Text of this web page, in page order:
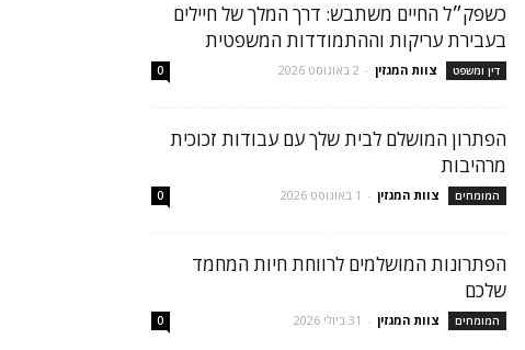
כשפק״ל החיים משתבש: דרך המלך של חיילים
בעבירת עריקות וההתמודדות המשפטית
דין ומשפט צוות המגזין - 2 באוגוסט 2026 0
הפתרון המושלם לבית שלך עם עבודות זכוכית
מרהיבות
המומחים צוות המגזין - 1 באוגוסט 2026 0
הפתרונות המושלמים לרווחת חיות המחמד
שלכם
המומחים צוות המגזין - 31 ביולי 2026 0